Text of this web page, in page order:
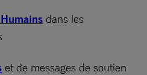
dans les
et de messages de soutien